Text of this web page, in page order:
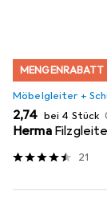
MENGENRABATT
Möbelgleiter +
EUR
2,74 bei 4 Stück
Herma
21